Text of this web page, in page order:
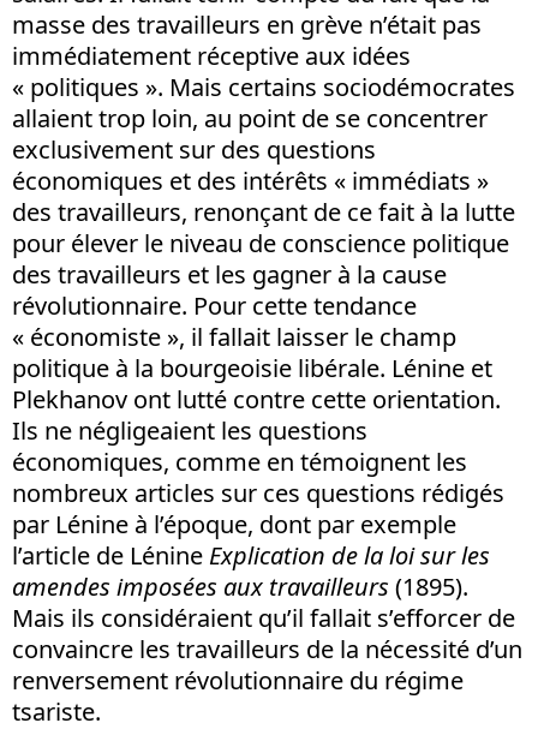
masse des travailleurs en grève n’était pas
immédiatement réceptive aux idées
« politiques ». Mais certains sociodémocrates
allaient trop loin, au point de se concentrer
exclusivement sur des questions
économiques et des intérêts « immédiats »
des travailleurs, renonçant de ce fait à la lutte
pour élever le niveau de conscience politique
des travailleurs et les gagner à la cause
révolutionnaire. Pour cette tendance
« économiste », il fallait laisser le champ
politique à la bourgeoisie libérale. Lénine et
Plekhanov ont lutté contre cette orientation.
Ils ne négligeaient les questions
économiques, comme en témoignent les
nombreux articles sur ces questions rédigés
par Lénine à l’époque, dont par exemple
l’article de Lénine Explication de la loi sur les
amendes imposées aux travailleurs (1895).
Mais ils considéraient qu’il fallait s’efforcer de
convaincre les travailleurs de la nécessité d’un
renversement révolutionnaire du régime
tsariste.